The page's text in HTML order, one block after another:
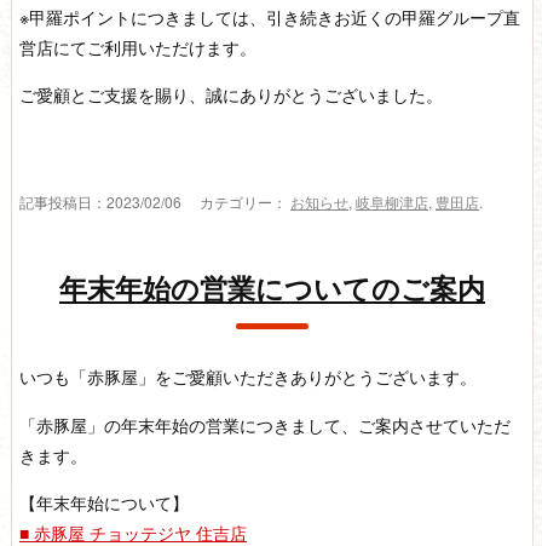
※甲羅ポイントにつきましては、引き続きお近くの甲羅グループ直
営店にてご利用いただけます。
ご愛顧とご支援を賜り、誠にありがとうございました。
記事投稿日：2023/02/06 カテゴリー： お知らせ, 岐阜柳津店, 豊田店.
年末年始の営業についてのご案内
いつも「赤豚屋」をご愛顧いただきありがとうございます。
「赤豚屋」の年末年始の営業につきまして、ご案内させていただ
きます。
【年末年始について】
■ 赤豚屋 チョッテジヤ 住吉店